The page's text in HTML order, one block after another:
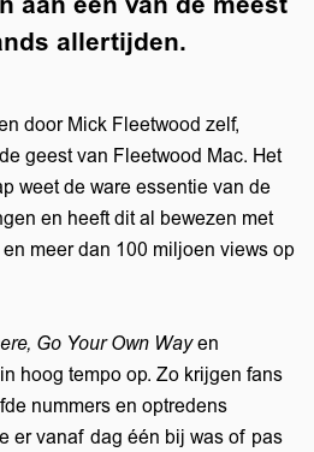
allertijden.
door Mick Fleetwood zelf,
geest van Fleetwood Mac. Het
weet de ware essentie van de
en heeft dit al bewezen met
meer dan 100 miljoen views op
Go Your Own Wayen
hoog tempo op. Zo krijgen fans
nummers en optredens
er vanaf dag één bij was of pas
Inzoomen